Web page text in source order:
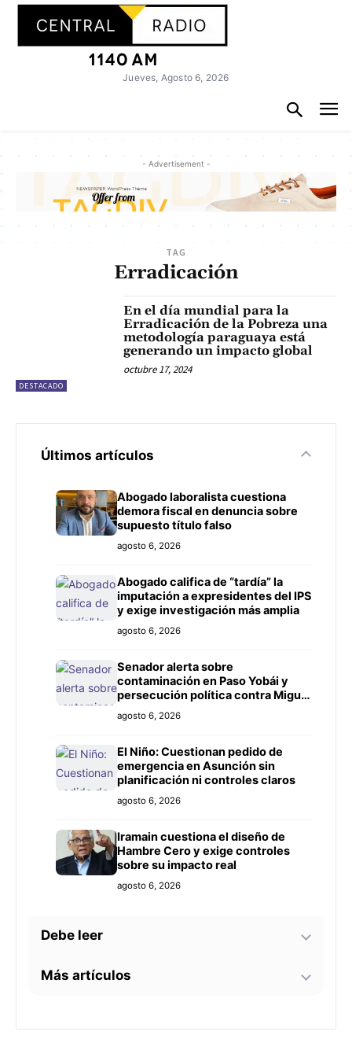
Jueves, Agosto 6, 2026
- Advertisement -
TAG
Erradicación
DESTACADO
En el día mundial para la
Erradicación de la Pobreza una
metodología paraguaya está
generando un impacto global
octubre 17, 2024
Últimos artículos
Abogado laboralista cuestiona
demora fiscal en denuncia sobre
supuesto título falso
agosto 6, 2026
Abogado califica de “tardía” la
imputación a expresidentes del IPS
y exige investigación más amplia
agosto 6, 2026
Senador alerta sobre
contaminación en Paso Yobái y
persecución política contra Miguel
Prieto
agosto 6, 2026
El Niño: Cuestionan pedido de
emergencia en Asunción sin
planificación ni controles claros
agosto 6, 2026
Iramain cuestiona el diseño de
Hambre Cero y exige controles
sobre su impacto real
agosto 6, 2026
Debe leer
Bomberos advierten sobre zonas
Más artículos